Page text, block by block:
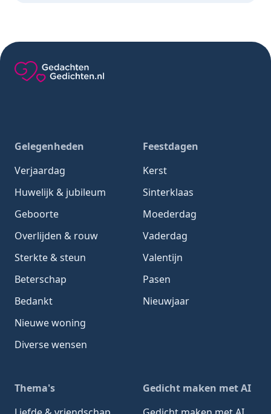
Gelegenheden
Verjaardag
Huwelijk & jubileum
Geboorte
Overlijden & rouw
Sterkte & steun
Beterschap
Bedankt
Nieuwe woning
Diverse wensen
Feestdagen
Kerst
Sinterklaas
Moederdag
Vaderdag
Valentijn
Pasen
Nieuwjaar
Thema's
Gedicht maken met AI